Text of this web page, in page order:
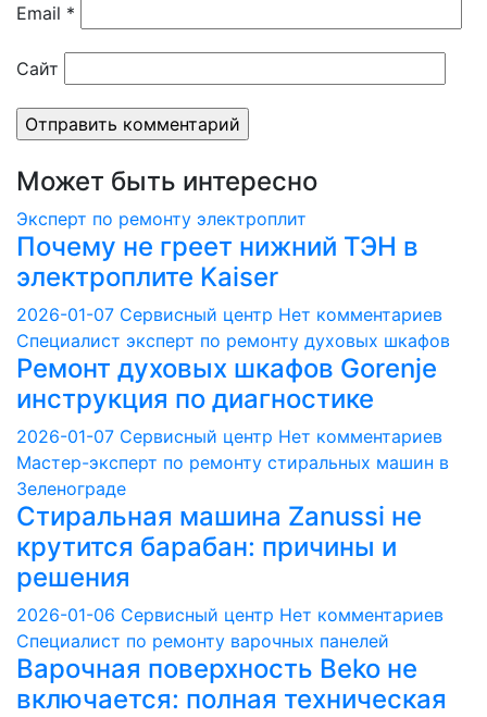
Email *
Сайт
Может быть интересно
Эксперт по ремонту электроплит
Почему не греет нижний ТЭН в
электроплите Kaiser
2026-01-07 Сервисный центр Нет комментариев
Специалист эксперт по ремонту духовых шкафов
Ремонт духовых шкафов Gorenje
инструкция по диагностике
2026-01-07 Сервисный центр Нет комментариев
Мастер-эксперт по ремонту стиральных машин в
Зеленограде
Стиральная машина Zanussi не
крутится барабан: причины и
решения
2026-01-06 Сервисный центр Нет комментариев
Специалист по ремонту варочных панелей
Варочная поверхность Beko не
включается: полная техническая